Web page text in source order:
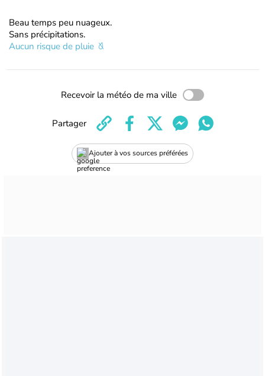
Beau temps peu nuageux.
Sans précipitations.
Aucun risque de pluie
Recevoir la météo de ma ville
Ajouter à vos sources préférées
Partager